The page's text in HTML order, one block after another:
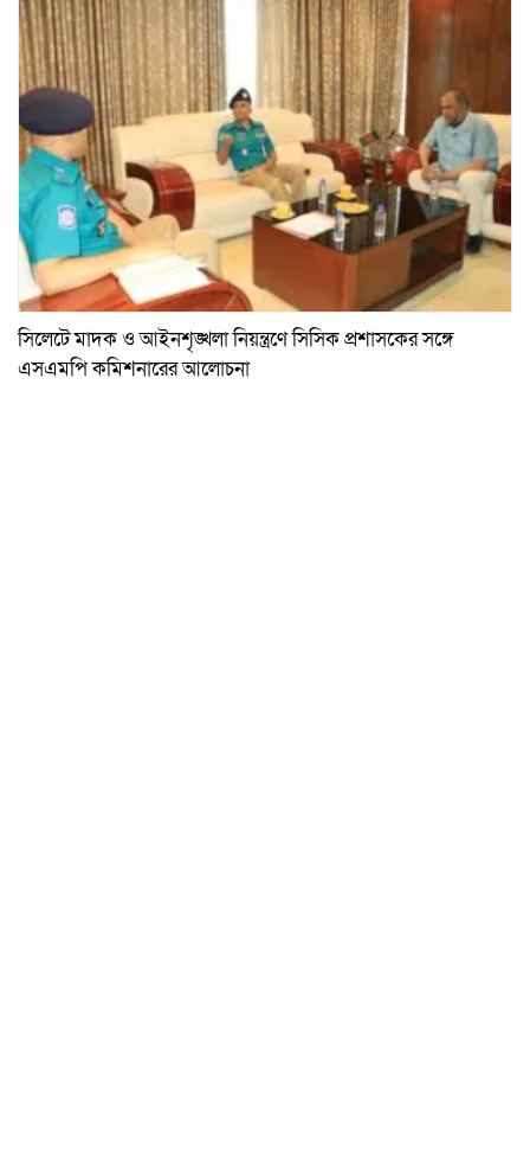
সিলেটে মাদক ও আইনশৃঙ্খলা নিয়ন্ত্রণে সিসিক প্রশাসকের সঙ্গে
এসএমপি কমিশনারের আলোচনা